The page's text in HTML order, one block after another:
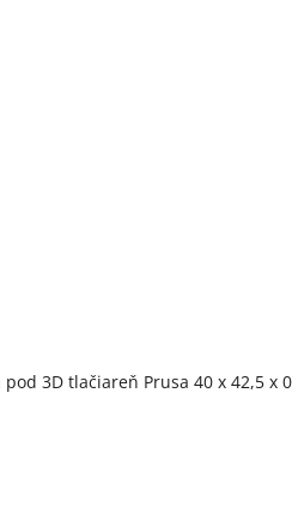
3D tlačiareň Prusa 40 x 42,5 x